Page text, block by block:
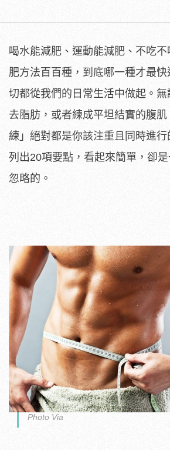
喝水能減肥、運動能減肥、不吃
肥方法百百種，到底哪一種才最
切都從我們的日常生活中做起。
去脂肪，或者練成平坦結實的腹肌
練」絕對都是你該注重且同時進
列出20項要點，看起來簡單，卻
忽略的。
Photo Via